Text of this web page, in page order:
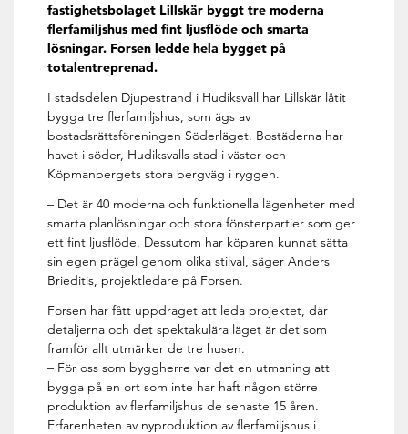
fastighetsbolaget Lillskär byggt tre moderna
flerfamiljshus med fint ljusflöde och smarta
lösningar. Forsen ledde hela bygget på
totalentreprenad.
I stadsdelen Djupestrand i Hudiksvall har Lillskär låtit
bygga tre flerfamiljshus, som ägs av
bostadsrättsföreningen Söderläget. Bostäderna har
havet i söder, Hudiksvalls stad i väster och
Köpmanbergets stora bergväg i ryggen.
– Det är 40 moderna och funktionella lägenheter med
smarta planlösningar och stora fönsterpartier som ger
ett fint ljusflöde. Dessutom har köparen kunnat sätta
sin egen prägel genom olika stilval, säger Anders
Brieditis, projektledare på Forsen.
Forsen har fått uppdraget att leda projektet, där
detaljerna och det spektakulära läget är det som
framför allt utmärker de tre husen.
– För oss som byggherre var det en utmaning att
bygga på en ort som inte har haft någon större
produktion av flerfamiljshus de senaste 15 åren.
Erfarenheten av nyproduktion av flerfamiljshus i